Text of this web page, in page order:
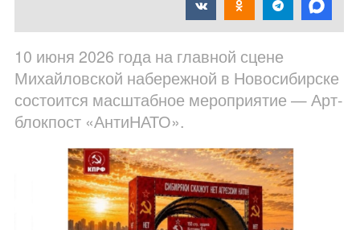
10 июня 2026 года на главной сцене
Михайловской набережной в Новосибирске
состоится масштабное мероприятие — Арт-
блокпост «АнтиНАТО».